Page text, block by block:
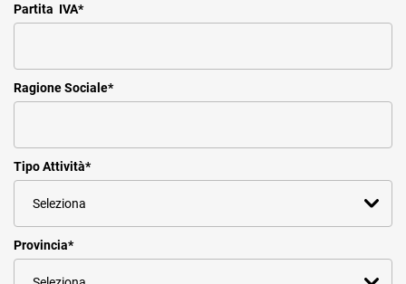
Partita IVA*
Ragione Sociale*
Tipo Attività*
Provincia*